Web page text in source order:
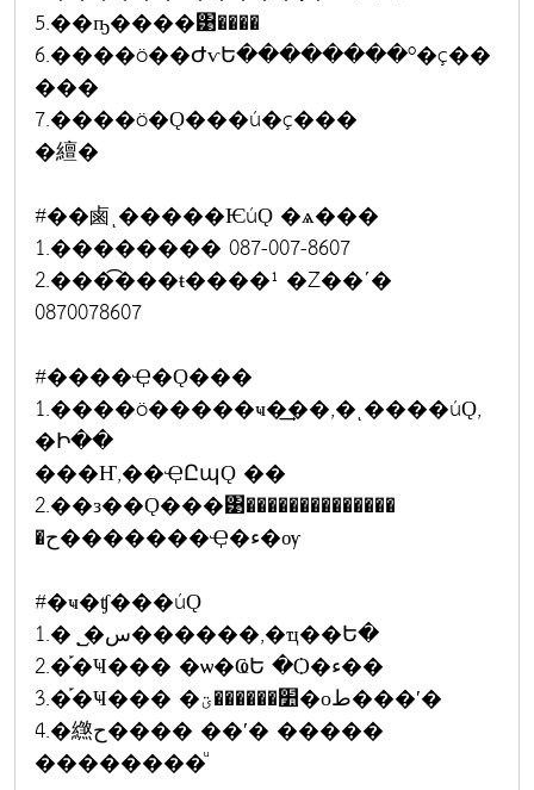
5.��ҧ����͹����
6.����ö��ԺѵԵ��������º�ç��
���
7.����ö�Ǫ���ú�ç���
�繵�
#��鹵ͺ�����ѤúǪ �ѧ���
1.�������� 087-007-8607
2.���͡���ŧ����¹ �Ź��ʹ�
0870078607
#����Ҿ�Ǫ���
1.����ö�����ҹ�͢��,�ͺ����úǪ,
�Ի��
���Ҥ,��ҾԸպǪ ��
2.��з��Ǫ���͹��������������
�ح�������Ҿ�ء�ѹ
#�ҹ�ʧ���úǪ
1.�ͺ᷹�س������,�ҵ��Ե�
2.�֡�Ҹ��� �ѡ�ҨԵ �Ѻ�ء��
3.�֡�Ҹ��� �׺������ؾ�оط���ʹ�
4.�繺ح���� ��ʹ� �����
��������ͧ